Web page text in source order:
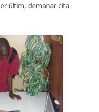
últim, demanar cita